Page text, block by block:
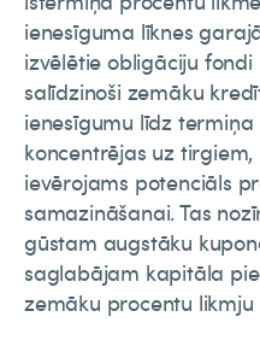
ienesīguma līknes
izvēlētie obligāciju
salīdzinoši zemāku
ienesīgumu līdz
koncentrējas uz
ievērojams potenciāls
samazināšanai. Tas
gūstam augstāku
saglabājam kapitāla
zemāku procentu